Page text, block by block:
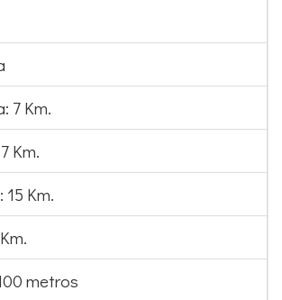
7 Km.
Km.
Km.
metros